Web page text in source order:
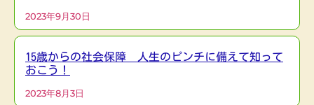
2023年9月30日
15歳からの社会保障 人生のピンチに備えて知って
おこう！
2023年8月3日